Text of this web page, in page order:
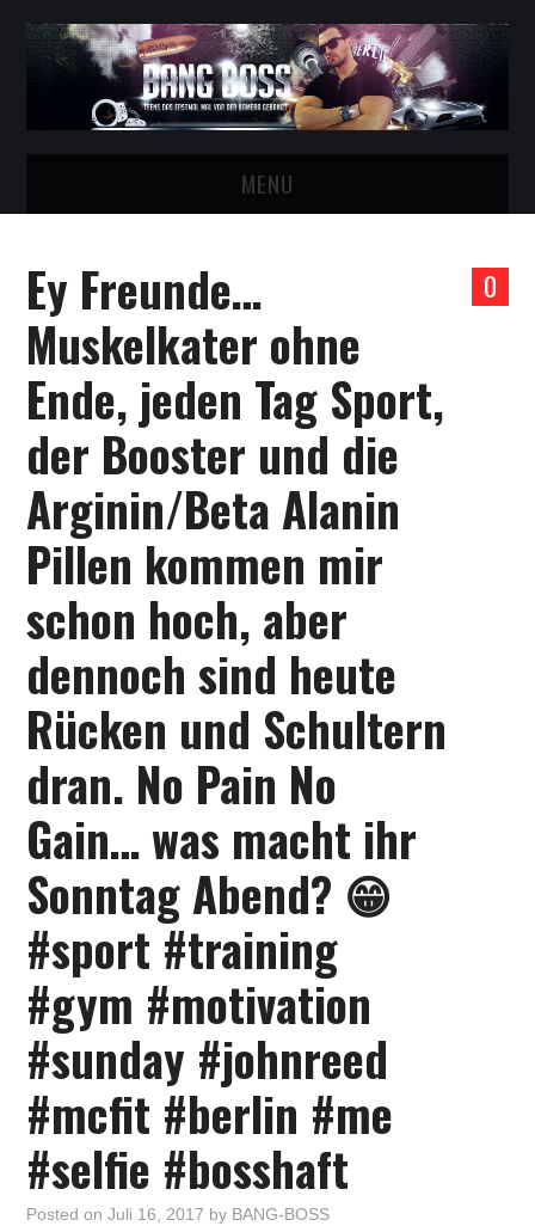
MENU
BESTFAN VOM BOSS WERDEN!
BANG BOSS VIDEOS
CASTING FÜR GIRLS
TELEGRAM GRUPPE!
KONTAKT
0
Ey Freunde…
Muskelkater ohne
Ende, jeden Tag Sport,
der Booster und die
Arginin/Beta Alanin
Pillen kommen mir
schon hoch, aber
dennoch sind heute
Rücken und Schultern
dran. No Pain No
Gain… was macht ihr
Sonntag Abend? 😁
#sport #training
#gym #motivation
#sunday #johnreed
#mcfit #berlin #me
#selfie #bosshaft
Posted onJuli 16, 2017 by BANG-BOSS